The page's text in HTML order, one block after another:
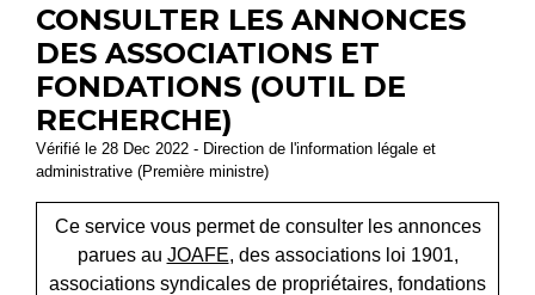
CONSULTER LES ANNONCES
DES ASSOCIATIONS ET
FONDATIONS (OUTIL DE
RECHERCHE)
Vérifié le 28 Dec 2022 - Direction de l'information légale et
administrative (Première ministre)
Ce service vous permet de consulter les annonces
parues au JOAFE, des associations loi 1901,
associations syndicales de propriétaires, fondations